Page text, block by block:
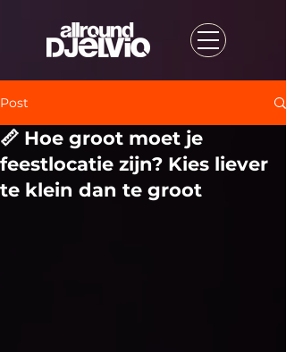
Post
📏 Hoe groot moet je
feestlocatie zijn? Kies liever
te klein dan te groot